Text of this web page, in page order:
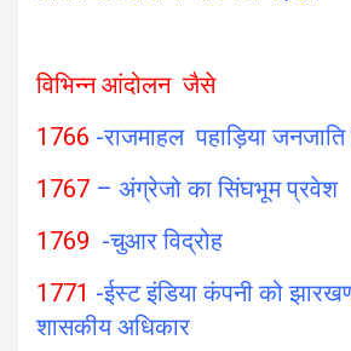
विभिन्न आंदोलन जैसे
1766 -राजमाहल पहाड़िया जनजाति
1767 – अंग्रेजो का सिंघभूम प्रवेश
1769 -चुआर विद्रोह
1771 -ईस्ट इंडिया कंपनी को
शासकीय अधिकार